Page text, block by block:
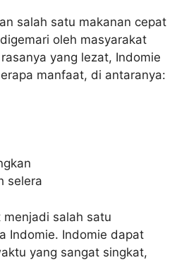
salah satu makanan cepat
oleh masyarakat
yang lezat, Indomie
manfaat, di antaranya:
selera
salah satu
Indomie. Indomie dapat
yang sangat singkat,